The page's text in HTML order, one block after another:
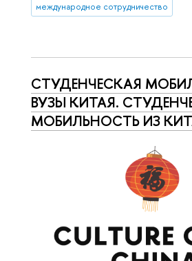
международное сотрудничество
СТУДЕНЧЕСКАЯ
ВУЗЫ КИТАЯ.
МОБИЛЬНОСТЬ ИЗ